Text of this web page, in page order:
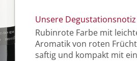
Unsere Degustationsnotiz
Rubinrote Farbe mit
Aromatik von roten
saftig und kompakt mit